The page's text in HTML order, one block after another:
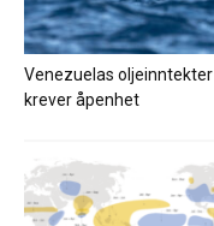
Venezuelas oljeinntekter
krever åpenhet